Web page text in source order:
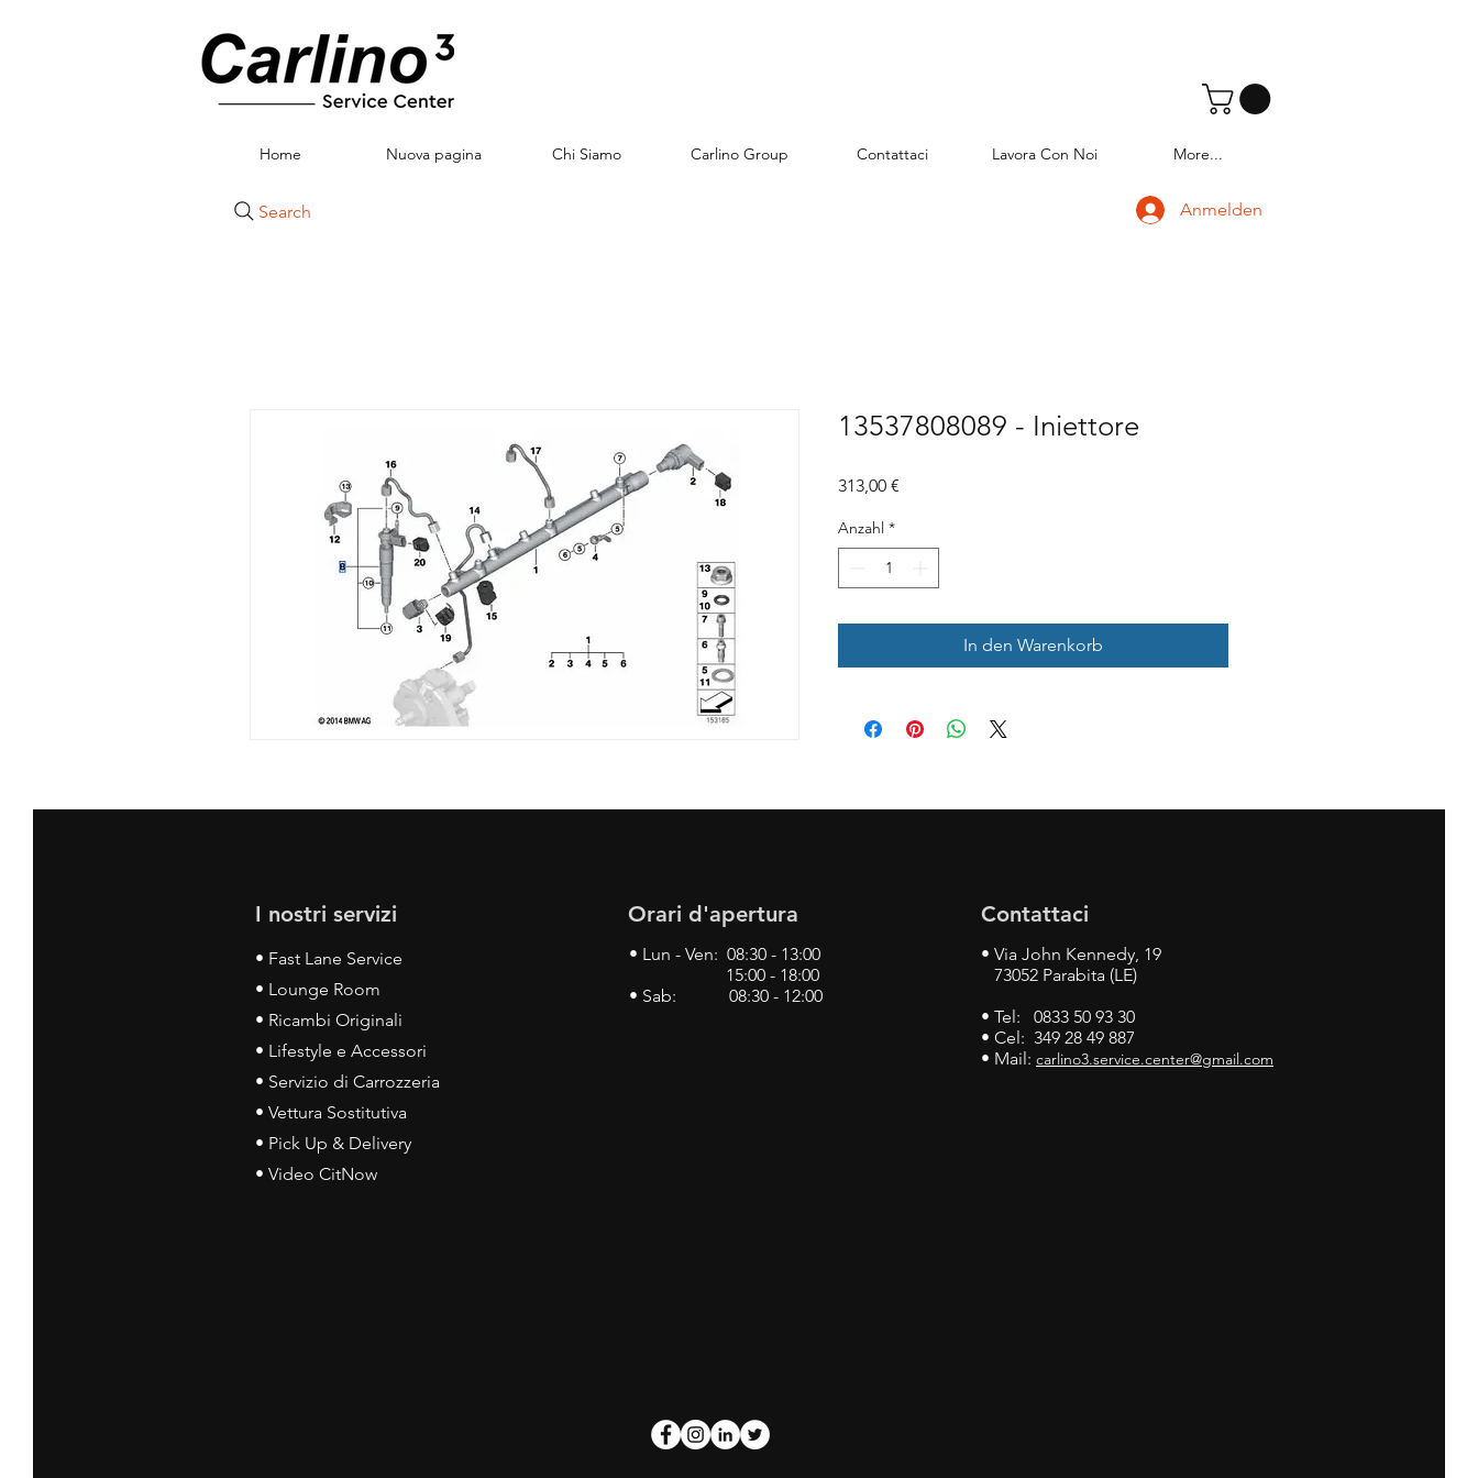
Home Nuova pagina Chi Siamo Carlino Group Contattaci Lavora Con Noi More...
Search Anmelden
13537808089 - Iniettore
313,00 €
Anzahl *
In den Warenkorb
I nostri servizi
• Fast Lane Service
• Lounge Room
• Ricambi Originali
• Lifestyle e Accessori
• Servizio di Carrozzeria
• Vettura Sostitutiva
• Pick Up & Delivery
• Video CitNow
Orari d'apertura
• Lun - Ven: 08:30 - 13:00
15:00 - 18:00
• Sab: 08:30 - 12:00
Contattaci
• Via John Kennedy, 19
73052 Parabita (LE)
• Tel: 0833 50 93 30
• Cel: 349 28 49 887
• Mail: carlino3.service.center@gmail.com